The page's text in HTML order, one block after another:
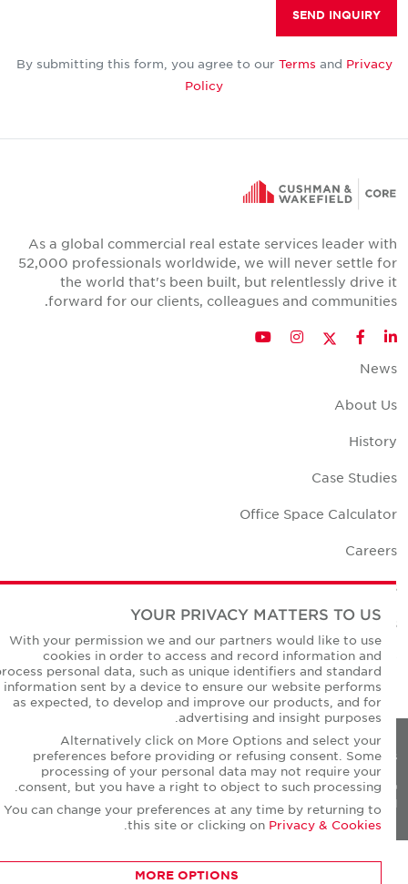
SEND INQUIRY
By submitting this form, you agree to ourTermsandPrivacy
Policy
As a global commercial real estate services leader with
52,000 professionals worldwide, we will never settle for
the world that's been built, but relentlessly drive it
forward for our clients, colleagues and communities.
LinkedIn
Facebook
Twitter
Instagram
YouTube
News
About Us
History
Case Studies
Office Space Calculator
Careers
Contact Us
Office Locations
Corporate Social Responsibility
Privacy Policies
© Copyright Cushman & Wakefield Core 2026.
All Rights Reserved.
YOUR PRIVACY MATTERS TO US
With your permission we and our partners would like to use
cookies in order to access and record information and
process personal data, such as unique identifiers and standard
information sent by a device to ensure our website performs
as expected, to develop and improve our products, and for
advertising and insight purposes.
Alternatively click on More Options and select your
preferences before providing or refusing consent. Some
processing of your personal data may not require your
consent, but you have a right to object to such processing.
You can change your preferences at any time by returning to
this site or clicking onPrivacy & Cookies
.
MORE OPTIONS